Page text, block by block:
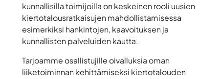
kunnallisilla toimijoilla on keskeinen rooli uusien
kiertotalousratkaisujen mahdollistamisessa
esimerkiksi hankintojen, kaavoituksen ja
kunnallisten palveluiden kautta.
Tarjoamme osallistujille oivalluksia oman
liiketoiminnan kehittämiseksi kiertotalouden